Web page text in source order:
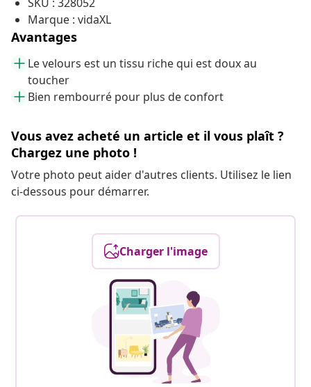
Marque : vidaXL
Avantages
Le velours est un tissu riche qui est doux au
toucher
Bien rembourré pour plus de confort
Vous avez acheté un article et il vous plaît ?
Chargez une photo !
Votre photo peut aider d'autres clients. Utilisez le lien
ci-dessous pour démarrer.
Charger l'image